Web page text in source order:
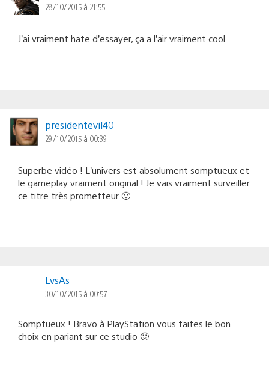
28/10/2015 à 21:55
J’ai vraiment hate d’essayer, ça a l’air vraiment cool.
presidentevil40
29/10/2015 à 00:39
Superbe vidéo ! L’univers est absolument somptueux et
le gameplay vraiment original ! Je vais vraiment surveiller
ce titre très prometteur 🙂
LvsAs
30/10/2015 à 00:57
Somptueux ! Bravo à PlayStation vous faites le bon
choix en pariant sur ce studio 🙂